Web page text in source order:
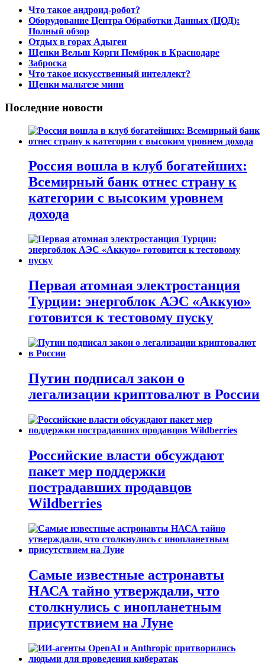
Что такое андроид-робот?
Оборудование Центра Обработки Данных (ЦОД):
Полный обзор
Отдых в горах Адыгеи
Щенки Вельш Корги Пемброк в Краснодаре
Заброска
Что такое искусственный интеллект?
Щенки мальтезе мини
Последние новости
Россия вошла в клуб богатейших:
Всемирный банк отнес страну к
категории с высоким уровнем
дохода
Первая атомная электростанция
Турции: энергоблок АЭС «Аккую»
готовится к тестовому пуску
Путин подписал закон о
легализации криптовалют в России
Российские власти обсуждают
пакет мер поддержки
пострадавших продавцов
Wildberries
Самые известные астронавты
НАСА тайно утверждали, что
столкнулись с инопланетным
присутствием на Луне